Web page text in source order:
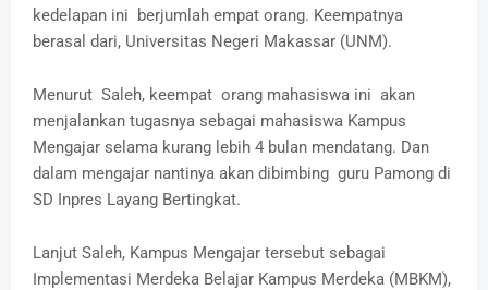
kedelapan ini berjumlah empat orang. Keempatnya
berasal dari, Universitas Negeri Makassar (UNM).
Menurut Saleh, keempat orang mahasiswa ini akan
menjalankan tugasnya sebagai mahasiswa Kampus
Mengajar selama kurang lebih 4 bulan mendatang. Dan
dalam mengajar nantinya akan dibimbing guru Pamong di
SD Inpres Layang Bertingkat.
Lanjut Saleh, Kampus Mengajar tersebut sebagai
Implementasi Merdeka Belajar Kampus Merdeka (MBKM),